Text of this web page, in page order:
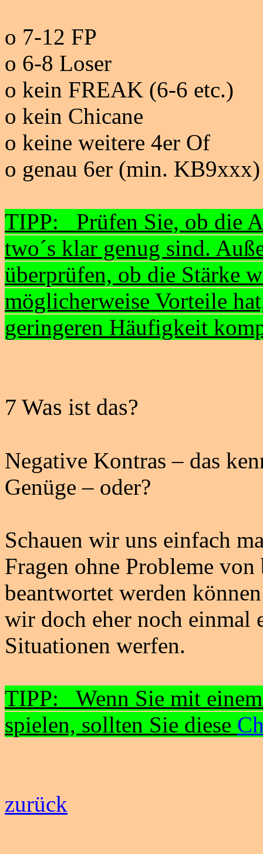
o 7-12 FP
o 6-8 Loser
o kein FREAK (6-6 etc.)
o kein Chicane
o keine weitere 4er Of
o genau 6er (min. KB9xxx)
TIPP: Prüfen Sie, ob die
two´s klar genug sind.
überprüfen, ob die Stärke
möglicherweise Vorteile
geringeren Häufigkeit
7 Was ist das?
Negative Kontras – das
Genüge – oder?
Schauen wir uns einfach
Fragen ohne Probleme
beantwortet werden
wir doch eher noch einmal
Situationen werfen.
TIPP: Wenn Sie mit
spielen, sollten Sie diese
zurück